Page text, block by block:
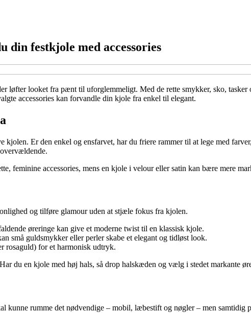
din festkjole med accessories
løfter looket fra pænt til uforglemmeligt. Med de rette smykker, sko,
accessories kan forvandle din kjole fra enkel til elegant.
kjolen. Er den enkel og ensfarvet, har du friere rammer til at lege med
feminine accessories, mens en kjole i velour eller satin kan bære mere
og tilføre glamour uden at stjæle fokus fra kjolen.
øreringe kan give et moderne twist til en klassisk kjole.
små guldsmykker eller perler skabe et elegant og tidløst look.
rosaguld) for et harmonisk udtryk.
du en kjole med høj hals, så drop halskæden og vælg i stedet markante
kunne rumme det nødvendige – mobil, læbestift og nøgler – men samtidig